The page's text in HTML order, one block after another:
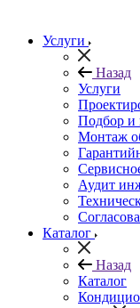
Услуги
Назад
Услуги
Подбор и
Монтаж
Аудит
Каталог
Назад
Каталог